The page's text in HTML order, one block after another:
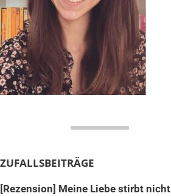
ZUFALLSBEITRÄGE
[Rezension] Meine Liebe stirbt nicht